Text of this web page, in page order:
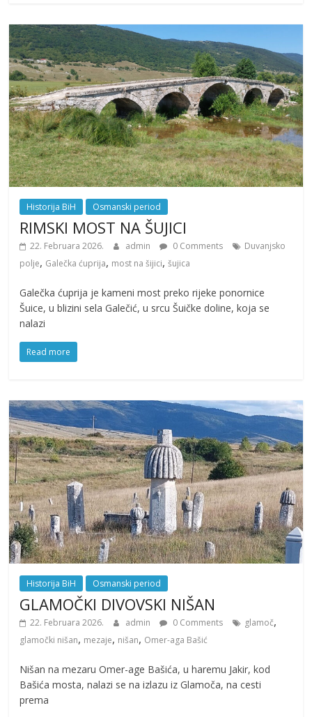
Historija BiH Osmanski period
RIMSKI MOST NA ŠUJICI
22. Februara 2026. admin 0 Comments
Duvanjsko
polje, Galečka ćuprija, most na šijici,šujica
Galečka ćuprija je kameni most preko rijeke ponornice
Šuice, u blizini sela Galečić, u srcu Šuičke doline, koja se
nalazi
Read more
Historija BiH Osmanski period
GLAMOČKI DIVOVSKI NIŠAN
22. Februara 2026. admin 0 Comments glamoč,
glamočki nišan, mezaje, nišan, Omer-aga Bašić
Nišan na mezaru Omer-age Bašića, u haremu Jakir, kod
Bašića mosta, nalazi se na izlazu iz Glamoča, na cesti
prema